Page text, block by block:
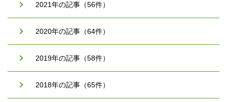
2021年の記事（56件）
2020年の記事（64件）
2019年の記事（58件）
2018年の記事（65件）